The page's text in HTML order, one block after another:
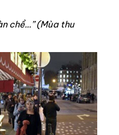
chề…” (Mùa thu